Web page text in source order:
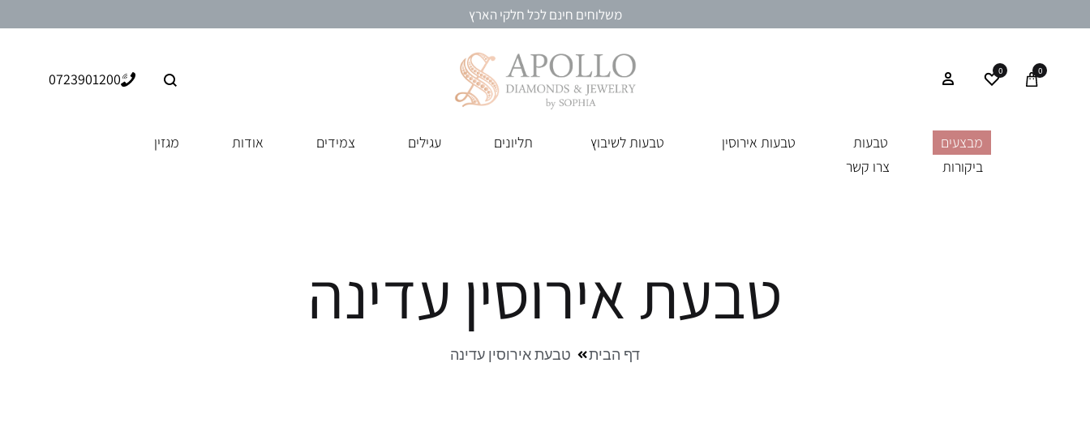
משלוחים חינם לכל חלקי הארץ
0
0
תכשיטי
תכשיטי
מהבורסה
ליהלומים
גן
0723901200
מבצעים טבעות טבעות אירוסין טבעות לשיבוץ תליונים עגילים צמידים אודות
מגזין
ביקורות
צרו קשר
טבעת אירוסין עדינה
דף הבית טבעת אירוסין עדינה